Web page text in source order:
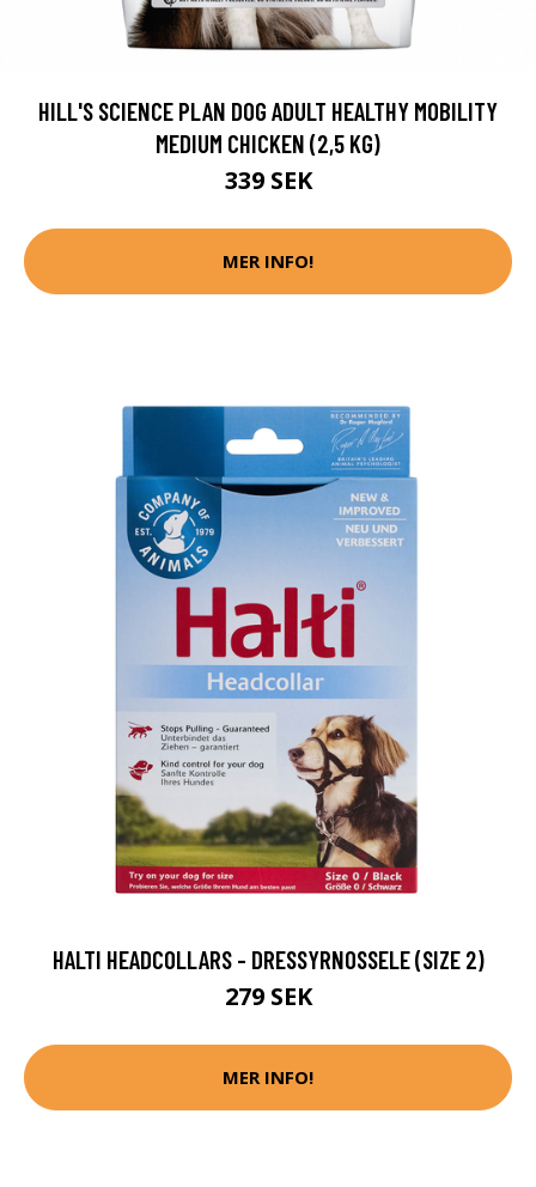
HILL'S SCIENCE PLAN DOG ADULT HEALTHY MOBILITY
MEDIUM CHICKEN (2,5 KG)
339 SEK
MER INFO!
HALTI HEADCOLLARS - DRESSYRNOSSELE (SIZE 2)
279 SEK
MER INFO!